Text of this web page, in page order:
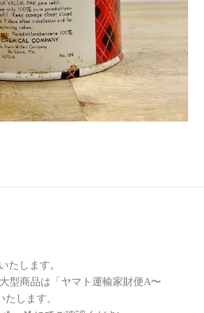
たします。
型商品は「ヤマト運輸家財便A〜
します。